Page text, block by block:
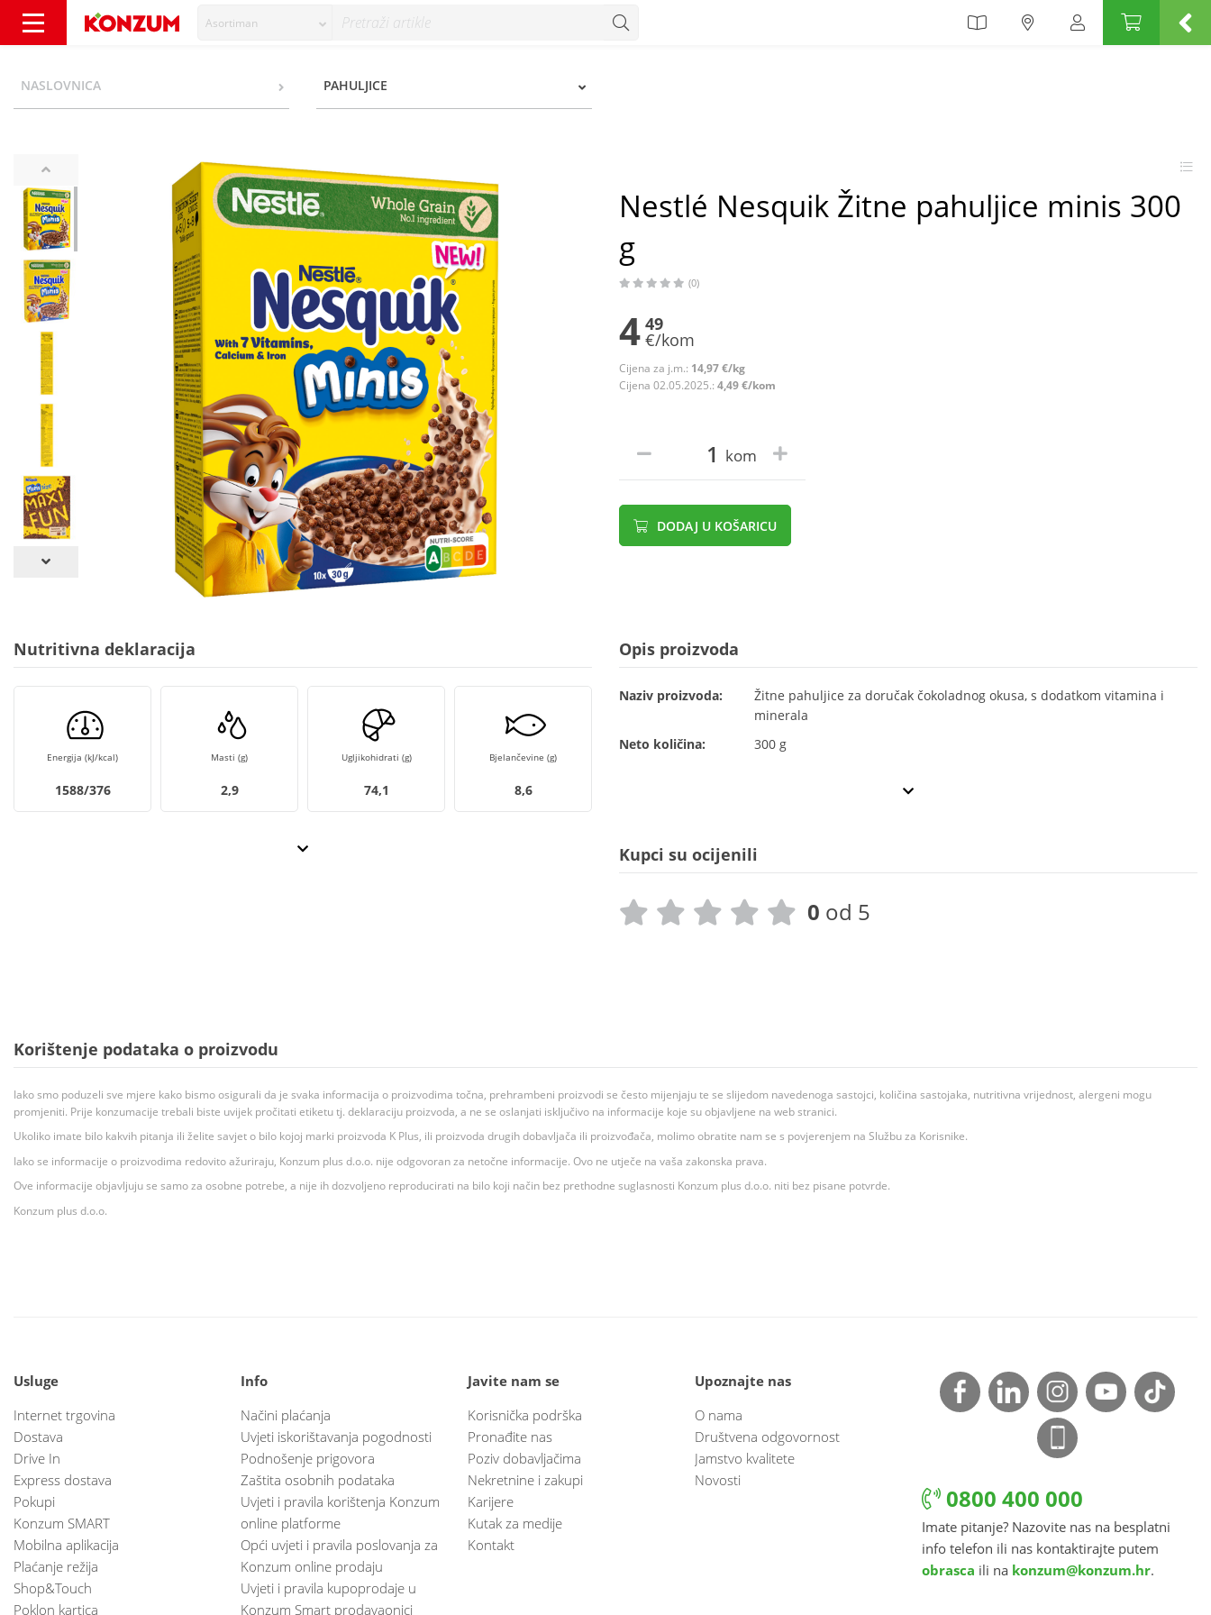
Asortiman
NASLOVNICA PAHULJICE
Nestlé Nesquik Žitne pahuljice minis 300
g
(0)
4 49
€/kom
Cijena za j.m.: 14,97 €/kg
Cijena 02.05.2025.: 4,49 €/kom
kom
DODAJ U KOŠARICU
Nutritivna deklaracija
Energija (kJ/kcal)
1588/376
Masti (g)
2,9
Ugljikohidrati (g)
74,1
Bjelančevine (g)
8,6
Opis proizvoda
Naziv proizvoda:
Žitne pahuljice za doručak čokoladnog okusa, s dodatkom vitamina i
minerala
Neto količina:
300 g
Kupci su ocijenili
0 od 5
Korištenje podataka o proizvodu
Iako smo poduzeli sve mjere kako bismo osigurali da je svaka informacija o proizvodima točna, prehrambeni proizvodi se često mijenjaju te se slijedom navedenoga sastojci, količina sastojaka, nutritivna vrijednost, alergeni mogu
promjeniti. Prije konzumacije trebali biste uvijek pročitati etiketu tj. deklaraciju proizvoda, a ne se oslanjati isključivo na informacije koje su objavljene na web stranici.
Ukoliko imate bilo kakvih pitanja ili želite savjet o bilo kojoj marki proizvoda K Plus, ili proizvoda drugih dobavljača ili proizvođača, molimo obratite nam se s povjerenjem na Službu za Korisnike.
Iako se informacije o proizvodima redovito ažuriraju, Konzum plus d.o.o. nije odgovoran za netočne informacije. Ovo ne utječe na vaša zakonska prava.
Ove informacije objavljuju se samo za osobne potrebe, a nije ih dozvoljeno reproducirati na bilo koji način bez prethodne suglasnosti Konzum plus d.o.o. niti bez pisane potvrde.
Konzum plus d.o.o.
Usluge
Internet trgovina
Dostava
Drive In
Express dostava
Pokupi
Konzum SMART
Mobilna aplikacija
Plaćanje režija
Shop&Touch
Poklon kartica
Info
Načini plaćanja
Uvjeti iskorištavanja pogodnosti
Podnošenje prigovora
Zaštita osobnih podataka
Uvjeti i pravila korištenja Konzum
online platforme
Opći uvjeti i pravila poslovanja za
Konzum online prodaju
Uvjeti i pravila kupoprodaje u
Konzum Smart prodavaonici
Javite nam se
Korisnička podrška
Pronađite nas
Poziv dobavljačima
Nekretnine i zakupi
Karijere
Kutak za medije
Kontakt
Upoznajte nas
O nama
Društvena odgovornost
Jamstvo kvalitete
Novosti
0800 400 000
Imate pitanje? Nazovite nas na besplatni
info telefon ili nas kontaktirajte putem
obrasca ili na konzum@konzum.hr.